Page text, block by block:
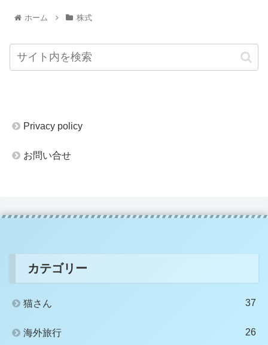
ホーム 株式
Privacy policy
お問い合せ
カテゴリー
猫さん 37
海外旅行 26